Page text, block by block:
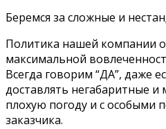
Беремся за сложные и
Политика нашей компании
максимальной
Всегда говорим “ДА”, даже
доставлять негабаритные
плохую погоду и с особыми
заказчика.